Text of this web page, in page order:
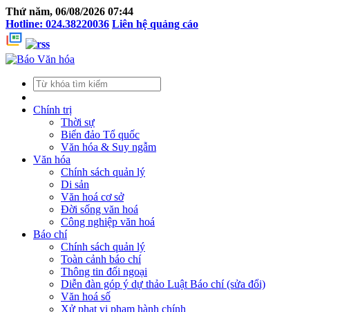
Thứ năm, 06/08/2026 07:44
Hotline: 024.38220036 Liên hệ quảng cáo
Chính trị
Thời sự
Biển đảo Tổ quốc
Văn hóa & Suy ngẫm
Văn hóa
Chính sách quản lý
Di sản
Văn hoá cơ sở
Đời sống văn hoá
Công nghiệp văn hoá
Báo chí
Chính sách quản lý
Toàn cảnh báo chí
Thông tin đối ngoại
Diễn đàn góp ý dự thảo Luật Báo chí (sửa đổi)
Văn hoá số
Xử phạt vi phạm hành chính